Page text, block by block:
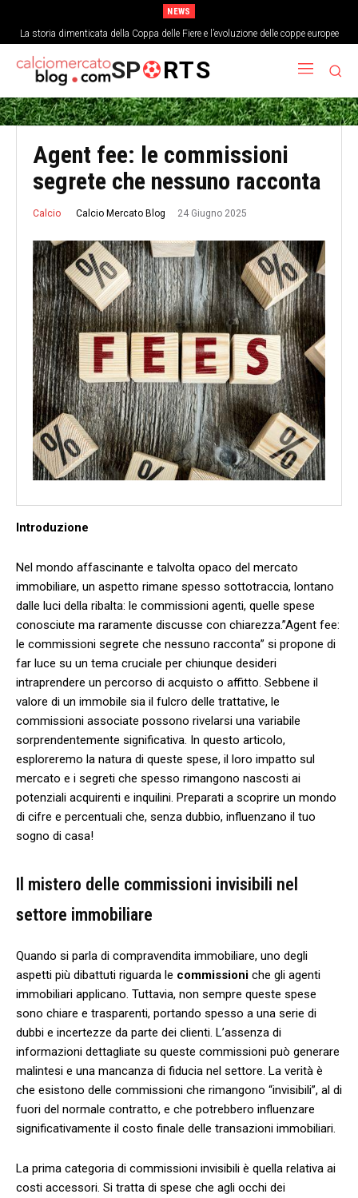
NEWS
La storia dimenticata della Coppa delle Fiere e l’evoluzione delle coppe europee
L’analisi economica del costo di un singolo punto nei top campionati europei
SP RTS
Agent fee: le commissioni
segrete che nessuno racconta
Calcio Calcio Mercato Blog 24 Giugno 2025
Introduzione
Nel mondo ​affascinante ⁣e talvolta opaco​ del mercato
immobiliare, un aspetto rimane spesso sottotraccia, lontano
dalle luci della ribalta: le commissioni agenti, quelle spese
conosciute ma raramente discusse con‌ chiarezza.”Agent⁢ fee:
le commissioni segrete che nessuno racconta” si propone di
far luce su un⁢ tema cruciale per chiunque desideri​
intraprendere un ⁤percorso di acquisto o ⁣affitto. Sebbene il
valore‌ di un immobile sia il fulcro delle trattative, le
‍commissioni associate possono rivelarsi una variabile
sorprendentemente ⁤significativa. In questo articolo,
esploreremo la ‍natura di queste spese, il loro impatto sul
mercato e ​i segreti che spesso rimangono⁣ nascosti ai
potenziali acquirenti e​ inquilini. Preparati ‍a scoprire un mondo
di cifre e percentuali che, senza dubbio, influenzano il ‍tuo
sogno ⁣di casa!
Il mistero ‍delle commissioni invisibili ⁤nel
settore immobiliare
Quando si parla di compravendita ⁤immobiliare, uno degli
aspetti ⁢più dibattuti riguarda le commissioni che gli agenti
immobiliari applicano. Tuttavia, non sempre queste ‌spese‍
sono chiare e trasparenti, portando spesso‍ a una serie di
dubbi e incertezze​ da parte dei​ clienti. L’assenza di
informazioni dettagliate su⁤ queste⁢ commissioni ‌può generare
malintesi e una mancanza di ‌fiducia nel settore. La verità è
che esistono ‍delle commissioni che rimangono “invisibili”, al di
⁣fuori del normale contratto, e che potrebbero influenzare
significativamente il costo finale delle transazioni immobiliari.
La​ prima categoria di commissioni invisibili è quella relativa ai
costi accessori.⁤ Si tratta di ⁤spese ⁢che agli occhi dei